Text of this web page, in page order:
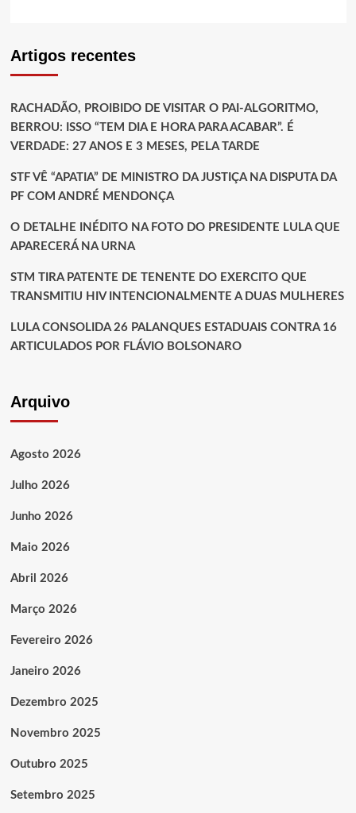
Artigos recentes
RACHADÃO, PROIBIDO DE VISITAR O PAI-ALGORITMO,
BERROU: ISSO “TEM DIA E HORA PARA ACABAR”. É
VERDADE: 27 ANOS E 3 MESES, PELA TARDE
STF VÊ “APATIA” DE MINISTRO DA JUSTIÇA NA DISPUTA DA
PF COM ANDRÉ MENDONÇA
O DETALHE INÉDITO NA FOTO DO PRESIDENTE LULA QUE
APARECERÁ NA URNA
STM TIRA PATENTE DE TENENTE DO EXERCITO QUE
TRANSMITIU HIV INTENCIONALMENTE A DUAS MULHERES
LULA CONSOLIDA 26 PALANQUES ESTADUAIS CONTRA 16
ARTICULADOS POR FLÁVIO BOLSONARO
Arquivo
Agosto 2026
Julho 2026
Junho 2026
Maio 2026
Abril 2026
Março 2026
Fevereiro 2026
Janeiro 2026
Dezembro 2025
Novembro 2025
Outubro 2025
Setembro 2025